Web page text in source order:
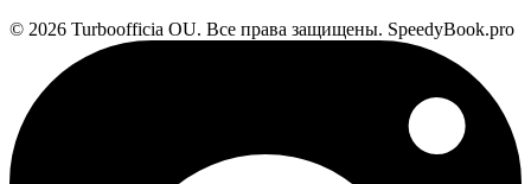
© 2026 Turboofficia OU. Все права защищены. SpeedyBook.pro